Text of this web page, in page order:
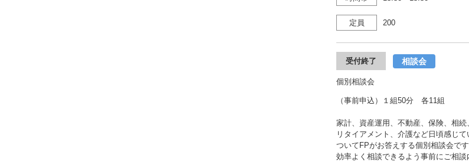
定員 200
受付終了 相談会
個別相談会
（事前申込）１組50分 各11組
家計、資産運用、不動産、保険、相続
リタイアメント、介護など日頃感じ
ついてFPがお答えする個別相談会です
効率よく相談できるよう事前にご相談